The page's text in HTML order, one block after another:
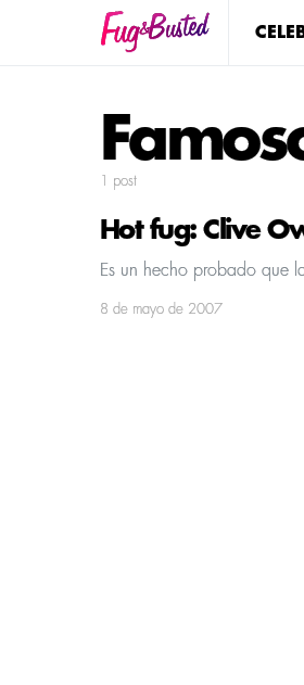
1 post
Hot fug: Clive
Es un hecho probado que
8 de mayo de 2007